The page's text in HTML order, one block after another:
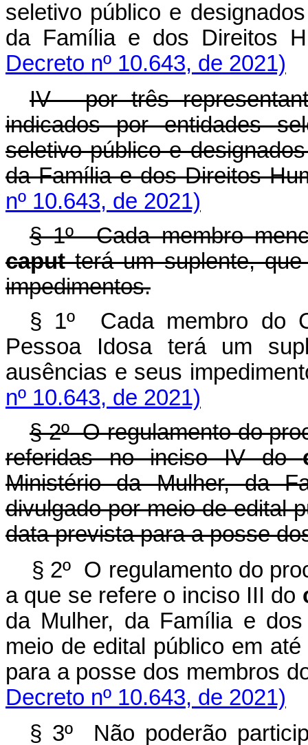
seletivo público e
da Família e dos
Decreto nº 10.643, de 2021)
IV - por três
indicados por entidades
seletivo público e
da Família e dos Direitos
nº 10.643, de 2021)
§ 1º Cada membro
caputterá um suplente,
impedimentos.
§ 1º Cada membro do
Pessoa Idosa terá um
ausências e seus
nº 10.643, de 2021)
§ 2º O regulamento do
referidas no inciso IV do
Ministério da Mulher, da
divulgado por meio de edital
data prevista para a posse
§ 2º O regulamento do
a que se refere o inciso III do
da Mulher, da Família e
meio de edital público em
para a posse dos
Decreto nº 10.643, de 2021)
§ 3º Não poderão